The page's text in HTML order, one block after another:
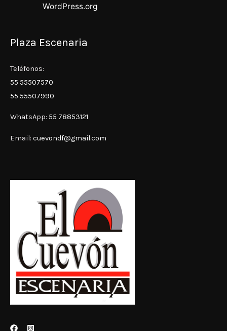
WordPress.org
Plaza Escenaria
Teléfonos:
55 55507570
55 55507990
WhatsApp: 55 78853121
Email: cuevondf@gmail.com